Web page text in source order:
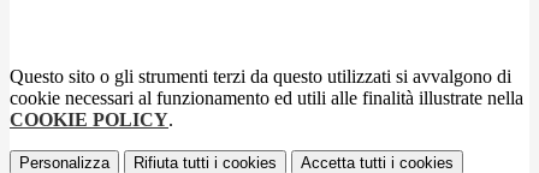
Questo sito o gli strumenti terzi da questo utilizzati si avvalgono di
cookie necessari al funzionamento ed utili alle finalità illustrate nella
COOKIE POLICY.
Personalizza Rifiuta tutti i cookies Accetta tutti i cookies